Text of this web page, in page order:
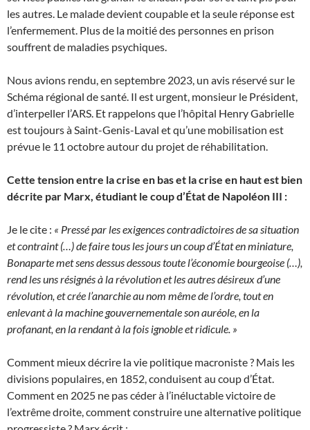
les autres. Le malade devient coupable et la seule réponse est
l’enfermement. Plus de la moitié des personnes en prison
souffrent de maladies psychiques.
Nous avions rendu, en septembre 2023, un avis réservé sur le
Schéma régional de santé. Il est urgent, monsieur le Président,
d’interpeller l’ARS. Et rappelons que l’hôpital Henry Gabrielle
est toujours à Saint-Genis-Laval et qu’une mobilisation est
prévue le 11 octobre autour du projet de réhabilitation.
Cette tension entre la crise en bas et la crise en haut est bien
décrite par Marx, étudiant le coup d’État de Napoléon III :
Je le cite : « Pressé par les exigences contradictoires de sa situation
et contraint (…) de faire tous les jours un coup d’État en miniature,
Bonaparte met sens dessus dessous toute l’économie bourgeoise (…),
rend les uns résignés à la révolution et les autres désireux d’une
révolution, et crée l’anarchie au nom même de l’ordre, tout en
enlevant à la machine gouvernementale son auréole, en la
profanant, en la rendant à la fois ignoble et ridicule. »
Comment mieux décrire la vie politique macroniste ? Mais les
divisions populaires, en 1852, conduisent au coup d’État.
Comment en 2025 ne pas céder à l’inéluctable victoire de
l’extrême droite, comment construire une alternative politique